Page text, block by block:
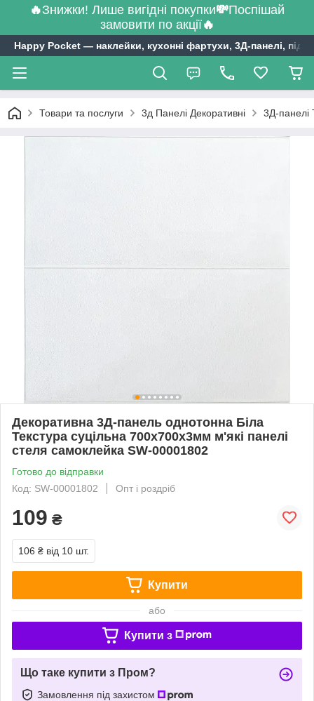
🔥Знижки! Лише вигідні покупки💸Поспішай
замовити по акції🔥
Happy Pocket ― наклейки, кухонні фартухи, 3Д-панелі,
Товари та послуги 3д Панелі Декоративні 3Д-панелі
Декоративна 3Д-панель однотонна Біла
Текстура суцільна 700х700х3мм м'які панелі
стеля самоклейка SW-00001802
Готово до відправки
Код: SW-00001802
Опт і роздріб
109 ₴
106 ₴ від 10 шт.
Купити
або
Купити з
Що таке купити з Пром?
Замовлення під захистом